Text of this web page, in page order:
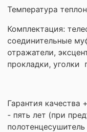
Температура
Комплектация:
соединительные
отражатели,
прокладки, уголки
Гарантия качества
- пять лет (при